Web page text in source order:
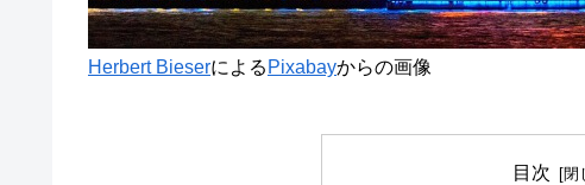
Herbert Bieserによる Pixabayからの画像
目次